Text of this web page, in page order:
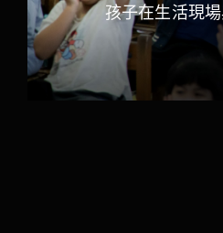
孩子在生活現